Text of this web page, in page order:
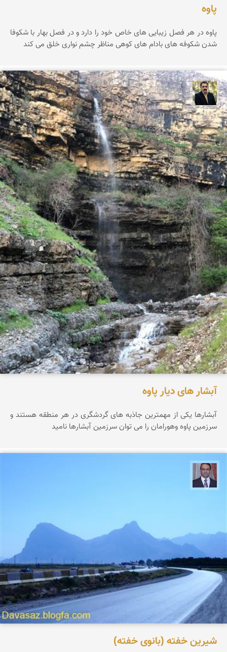
پاوه
پاوه در هر فصل زیبایی های خاص خود را دارد و در فصل بهار با شکوفا
شدن شکوفه های بادام های کوهی مناظر چشم نواری خلق می کند
عدنان مرادی
آبشار های دیار پاوه
آبشارها یکی از مهمترین جاذبه های گردشگری در هر منطقه هستند و
سرزمین پاوه وهورامان را می توان سرزمین آبشارها نامید
شیرین خفته (بانوی خفته)